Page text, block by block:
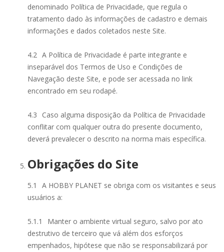
denominado Política de Privacidade, que regula o
tratamento dado às informações de cadastro e demais
informações e dados coletados neste Site.
4.2 A Política de Privacidade é parte integrante e
inseparável dos Termos de Uso e Condições de
Navegação deste Site, e pode ser acessada no link
encontrado em seu rodapé.
4.3
Caso alguma disposição da Política de Privacidade
conflitar com qualquer outra do presente documento,
deverá prevalecer o descrito na norma mais específica.
Obrigações do Site
5.1
A HOBBY PLANET se obriga com os visitantes e seus
usuários a:
5.1.1
Manter o ambiente virtual seguro, salvo por ato
destrutivo de terceiro que vá além dos esforços
empenhados, hipótese que não se responsabilizará por